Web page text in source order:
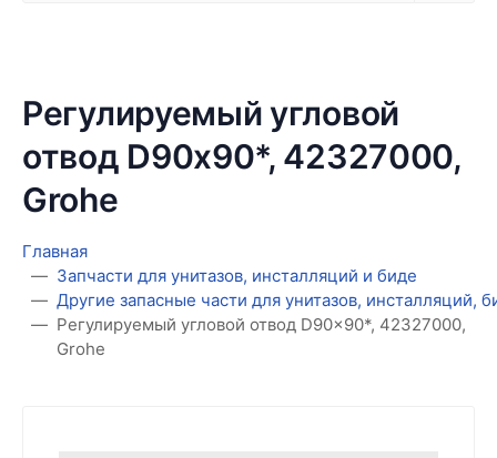
Регулируемый угловой
отвод D90x90*, 42327000,
Grohe
Главная
Запчасти для унитазов, инсталляций и биде
Другие запасные части для унитазов, инсталляций,
Регулируемый угловой отвод D90x90*, 42327000,
Grohe